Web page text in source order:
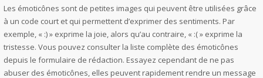
Les émoticônes sont de petites images qui peuvent être utilisées grâce
à un code court et qui permettent d’exprimer des sentiments. Par
exemple, « :) » exprime la joie, alors qu’au contraire, « :( » exprime la
tristesse. Vous pouvez consulter la liste complète des émoticônes
depuis le formulaire de rédaction. Essayez cependant de ne pas
abuser des émoticônes, elles peuvent rapidement rendre un message